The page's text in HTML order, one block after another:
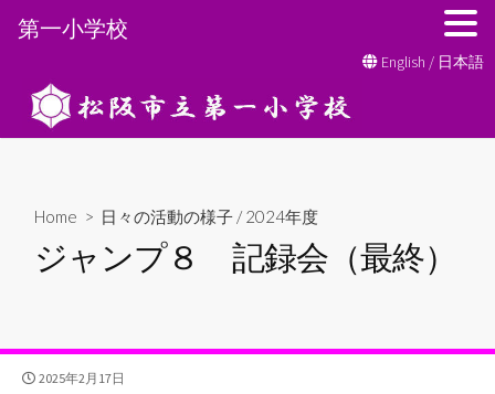
ン
English / 日本語
Home > 日々の活動の様子 /2024年度
ジャンプ８ 記録会（最終）
公
2025年2月17日
第一小学校